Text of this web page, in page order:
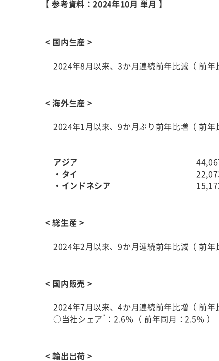
【 参考資料：2024年10月 単月 】
< 国内生産 >
2024年8月以来、3か月連続前年比減（ 前年
< 海外生産 >
2024年1月以来、9か月ぶり前年比増（ 前年
アジア
・タイ
・インドネシア
< 総生産 >
2024年2月以来、9か月連続前年比減（ 前年
< 国内販売 >
2024年7月以来、4か月連続前年比増（ 前年
○当社シェア * ：2.6%（ 前年同月：2.5% ）
< 輸出出荷 >